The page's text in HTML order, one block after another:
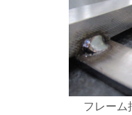
フレーム